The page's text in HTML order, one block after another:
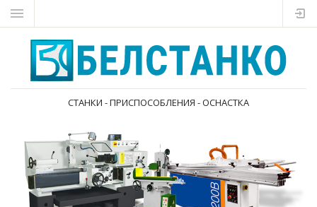
СТАНКИ - ПРИСПОСОБЛЕНИЯ - ОСНАСТКА